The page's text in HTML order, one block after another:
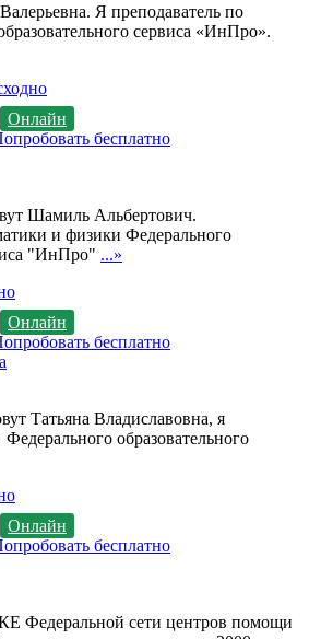
Я преподаватель по
сервиса «ИнПро».
Онлайн
бесплатно
Шамиль Альбертович.
и физики Федерального
"ИнПро" ...»
Онлайн
бесплатно
Татьяна Владиславовна, я
образовательного
Онлайн
бесплатно
Федеральной сети центров помощи